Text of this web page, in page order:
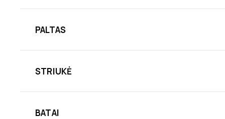
PALTAS
STRIUKĖ
BATAI